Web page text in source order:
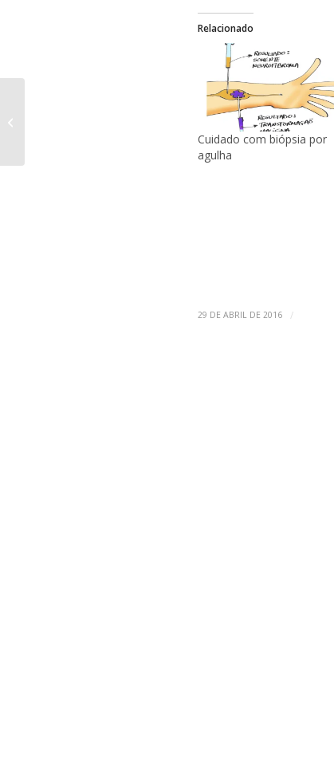
Relacionado
Cuidado com biópsia por
agulha
29 DE ABRIL DE 2016 /